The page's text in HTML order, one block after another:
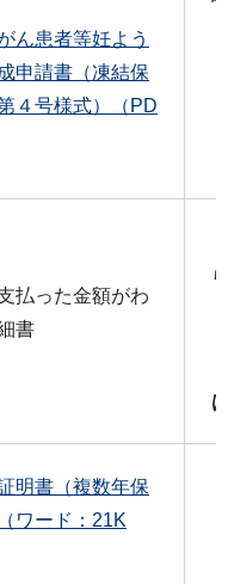
ん患者等妊よう
申請書（凍結保
４号様式）（PD
払った金額がわ
書
明書（複数年保
ワード：21K